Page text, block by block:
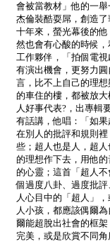
會被當教材」他的一
杰倫裝酷耍屌，創造
十年來，螢光幕後的
然也會有心酸的時候
工作夥伴，「拍個電
有演出機會，更努力
言，比不上自己的理
的車住的樓，都被放
人好事代表?，出專輯
有話講，他唱：「如
在別人的批評和規則
些；超人也是人，超
的理想作下去，用他
的心靈；這首「超人
個過度八卦、過度批
人心目中的「超人」
人小孩，都應該偶爾
爾能超脫出社會的框
完美，或是欣賞不同